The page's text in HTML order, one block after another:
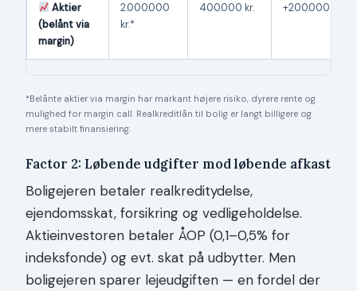
Aktier
(belånt via
margin)
2.000.000
kr.*
400.000 kr. +200.000 kr.
*Belånte aktier via margin har markant højere risiko, dyrere rente og
mulighed for margin call. Realkreditlån til bolig er langt billigere og
mere stabilt finansiering.
Factor 2: Løbende udgifter mod løbende afkast
Boligejeren betaler realkreditydelse,
ejendomsskat, forsikring og vedligeholdelse.
Aktieinvestoren betaler ÅOP (0,1–0,5% for
indeksfonde) og evt. skat på udbytter. Men
boligejeren sparer lejeudgiften — en fordel der